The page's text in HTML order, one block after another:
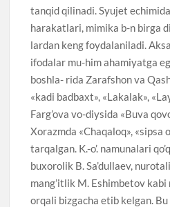
tanqid qilinadi. Syujet
harakatlari, mimika b-n birga
lardan keng foydalaniladi.
ifodalar mu-him ahamiyatga
boshla- rida Zarafshon va
«kadi badbaxt», «Lakalak»,
Farg’ova vo-diysida «Buva
Xorazmda «Chaqaloq», «sipsa
tarqalgan. K.-o’. namunalari
buxorolik B. Sa’dullaev,
mang’itlik M. Eshimbetov
orqali bizgacha etib kelgan. Bu